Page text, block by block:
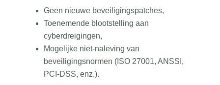
Geen nieuwe beveiligingspatches,
Toenemende blootstelling aan
cyberdreigingen,
Mogelijke niet-naleving van
beveiligingsnormen (ISO 27001, ANSSI,
PCI-DSS, enz.).